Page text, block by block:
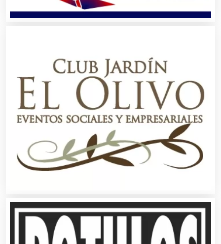
Artículos de Piel
Artículos Importados
Artículos para el Hogar
Artículos para Regalos
Artículos Personales
Artículos Publicitarios